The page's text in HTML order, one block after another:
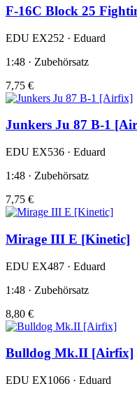
F-16C Block 25
EDU EX252 · Eduard
1:48 · Zubehörsatz
7,75 €
Junkers Ju 87 B-1
EDU EX536 · Eduard
1:48 · Zubehörsatz
7,75 €
Mirage III E [Kinetic]
EDU EX487 · Eduard
1:48 · Zubehörsatz
8,80 €
Bulldog Mk.II [Airfix]
EDU EX1066 · Eduard